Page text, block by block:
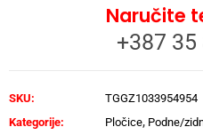
Naručite
+387 35
SKU:
TGGZ1033954954
Kategorije:
Pločice, Podne/